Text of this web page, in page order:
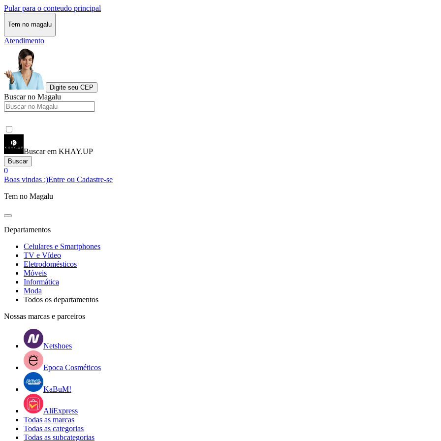
Pular para o conteudo principal
Tem no magalu
Atendimento
Digite seu CEP
Buscar no Magalu
Buscar em KHAY.UP
Buscar
0
Boas vindas :)Entre ou Cadastre-se
Tem no Magalu
Departamentos
Celulares e Smartphones
TV e Vídeo
Eletrodomésticos
Móveis
Informática
Moda
Todos os departamentos
Nossas marcas e parceiros
Netshoes
Epoca Cosméticos
KaBuM!
AliExpress
Todas as marcas
Todas as categorias
Todas as subcategorias